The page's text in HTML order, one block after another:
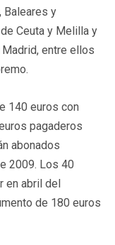
Baleares y
Ceuta y Melilla y
entre ellos
140 euros con
pagaderos
abonados
2009. Los 40
en abril del
de 180 euros